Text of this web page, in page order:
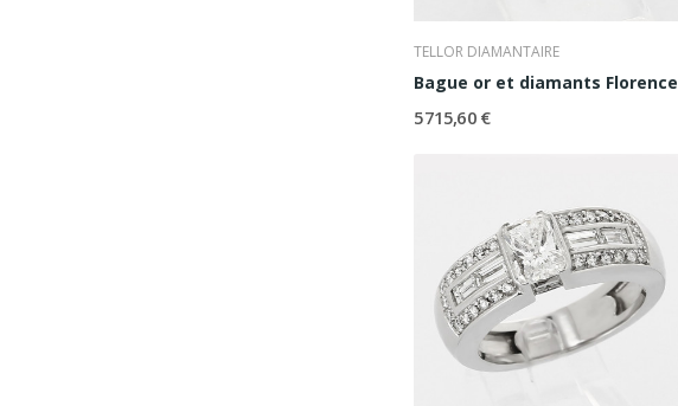
TELLOR DIAMANTAIRE
Bague or et diamants Florence
5 715,60 €